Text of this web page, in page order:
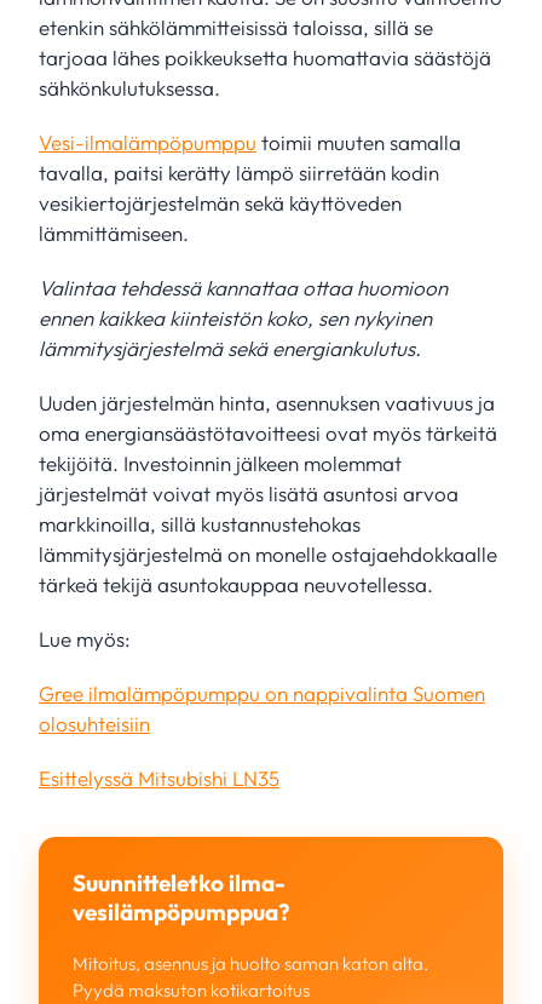
etenkin sähkölämmitteisissä taloissa, sillä se
tarjoaa lähes poikkeuksetta huomattavia säästöjä
sähkönkulutuksessa.
Vesi-ilmalämpöpumppu toimii muuten samalla
tavalla, paitsi kerätty lämpö siirretään kodin
vesikiertojärjestelmän sekä käyttöveden
lämmittämiseen.
Valintaa tehdessä kannattaa ottaa huomioon
ennen kaikkea kiinteistön koko, sen nykyinen
lämmitysjärjestelmä sekä energiankulutus.
Uuden järjestelmän hinta, asennuksen vaativuus ja
oma energiansäästötavoitteesi ovat myös tärkeitä
tekijöitä. Investoinnin jälkeen molemmat
järjestelmät voivat myös lisätä asuntosi arvoa
markkinoilla, sillä kustannustehokas
lämmitysjärjestelmä on monelle ostajaehdokkaalle
tärkeä tekijä asuntokauppaa neuvotellessa.
Lue myös:
Gree ilmalämpöpumppu on nappivalinta Suomen
olosuhteisiin
Esittelyssä Mitsubishi LN35
Suunnitteletko ilma-
vesilämpöpumppua?
Mitoitus, asennus ja huolto saman katon alta.
Pyydä maksuton kotikartoitus